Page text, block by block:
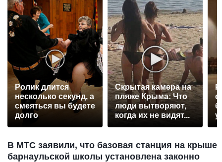
Ролик длится
несколько секунд, а
смеяться вы будете
долго
Скрытая камера на
пляже Крыма: Что
люди вытворяют,
когда их не видят...
В МТС заявили, что базовая станция на крыше
барнаульской школы установлена законно